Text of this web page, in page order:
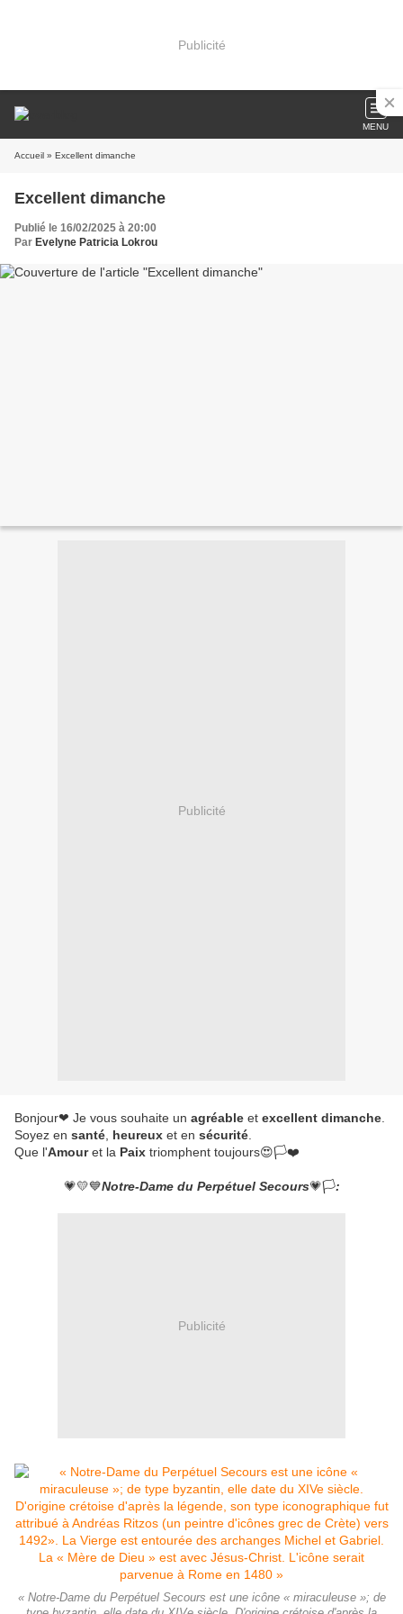
Publicité
MENU
Accueil » Excellent dimanche
Excellent dimanche
Publié le 16/02/2025 à 20:00
Par Evelyne Patricia Lokrou
Publicité
Bonjour❤ Je vous souhaite un agréable et excellent dimanche
Soyez en santé heureux et en sécurité
Que l'Amouret la Paix triomphent toujours😍🏳❤
💗💛💙Notre-Dame du Perpétuel Secours💗🏳:
Publicité
« Notre-Dame du Perpétuel Secours est une icône « miraculeuse »; de